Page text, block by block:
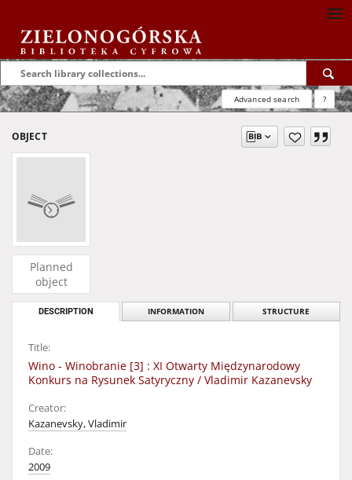
Advanced search ?
OBJECT
Planned
object
DESCRIPTION INFORMATION STRUCTURE
Title:
Wino - Winobranie [3] : XI Otwarty Międzynarodowy
Konkurs na Rysunek Satyryczny / Vladimir Kazanevsky
Creator:
Kazanevsky, Vladimir
Date:
2009